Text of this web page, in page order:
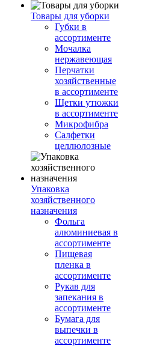
Товары для уборки
Губки в
ассортименте
Мочалка
нержавеющая
Перчатки
хозяйственные
в ассортименте
Щетки утюжки
в ассортименте
Микрофибра
Салфетки
целлюлозные
Упаковка
хозяйственного
назначения
Фольга
алюминиевая в
ассортименте
Пищевая
пленка в
ассортименте
Рукав для
запекания в
ассортименте
Бумага для
выпечки в
ассортименте